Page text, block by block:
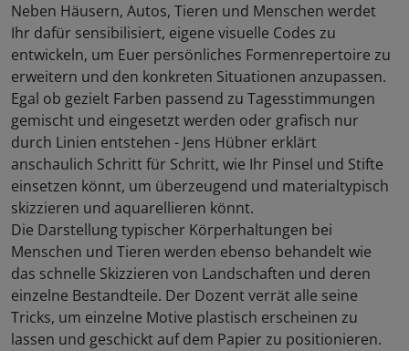
Neben Häusern, Autos, Tieren und Menschen werdet
Ihr dafür sensibilisiert, eigene visuelle Codes zu
entwickeln, um Euer persönliches Formenrepertoire zu
erweitern und den konkreten Situationen anzupassen.
Egal ob gezielt Farben passend zu Tagesstimmungen
gemischt und eingesetzt werden oder grafisch nur
durch Linien entstehen - Jens Hübner erklärt
anschaulich Schritt für Schritt, wie Ihr Pinsel und Stifte
einsetzen könnt, um überzeugend und materialtypisch
skizzieren und aquarellieren könnt.
Die Darstellung typischer Körperhaltungen bei
Menschen und Tieren werden ebenso behandelt wie
das schnelle Skizzieren von Landschaften und deren
einzelne Bestandteile. Der Dozent verrät alle seine
Tricks, um einzelne Motive plastisch erscheinen zu
lassen und geschickt auf dem Papier zu positionieren.